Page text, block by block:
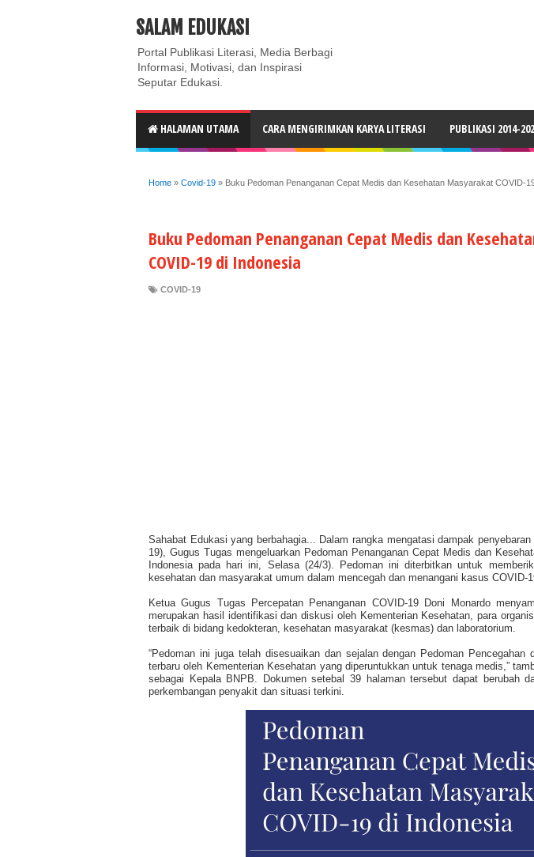
ABOUT CONTACT US
SALAM EDUKASI
Portal Publikasi Literasi, Media Berbagi
Informasi, Motivasi, dan Inspirasi
Seputar Edukasi.
HALAMAN UTAMA CARA MENGIRIMKAN KARYA LITERASI PUBLIKASI 2014-
Home » Covid-19 » Buku Pedoman Penanganan Cepat Medis dan Kesehatan Masyarakat COVID-
Buku Pedoman Penanganan Cepat Medis dan
COVID-19 di Indonesia
COVID-19
Sahabat Edukasi yang berbahagia... Dalam rangka mengatasi dampak penyebaran
19), Gugus Tugas mengeluarkan Pedoman Penanganan Cepat Medis dan
Indonesia pada hari ini, Selasa (24/3). Pedoman ini diterbitkan untuk
kesehatan dan masyarakat umum dalam mencegah dan menangani kasus COVID-
Ketua Gugus Tugas Percepatan Penanganan COVID-19 Doni Monardo
merupakan hasil identifikasi dan diskusi oleh Kementerian Kesehatan, para
terbaik di bidang kedokteran, kesehatan masyarakat (kesmas) dan laboratorium.
“Pedoman ini juga telah disesuaikan dan sejalan dengan Pedoman Pencegahan
terbaru oleh Kementerian Kesehatan yang diperuntukkan untuk tenaga medis,”
sebagai Kepala BNPB.
Dokumen setebal 39 halaman tersebut dapat berubah
perkembangan penyakit dan situasi terkini.